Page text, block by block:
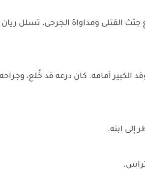
القتلى ومداواة الجرحى، تسلل ريان
أمامه. كان درعه قد خُلع، وجراحه
إلى ابنه.